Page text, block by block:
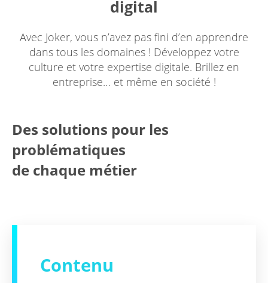
digital
Avec Joker, vous n’avez pas fini d’en apprendre
dans tous les domaines ! Développez votre
culture et votre expertise digitale. Brillez en
entreprise… et même en société !
Des solutions pour les
problématiques
de chaque métier
Contenu